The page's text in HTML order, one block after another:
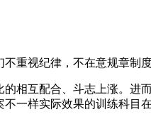
重视纪律，不在意规章制
相互配合、斗志上涨。进
一样实际效果的训练科目